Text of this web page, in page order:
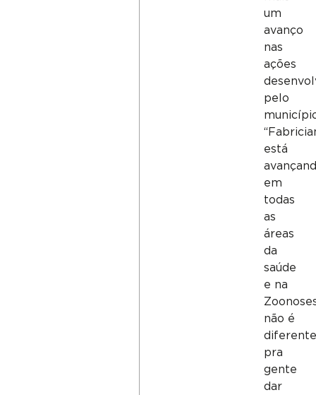
um
avanço
nas
ações
pelo
está
em
todas
as
áreas
da
saúde
e na
não é
pra
gente
dar